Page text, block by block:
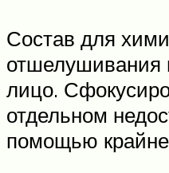
Состав для
отшелушивания
лицо.
отдельном
помощью